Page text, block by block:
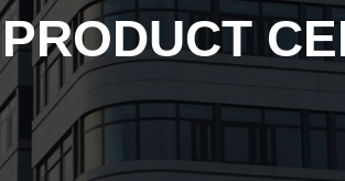
发展历程
电压跌落发生器
振铃波发生器
脉冲磁场测试仪
军用车辆瞬态干扰模拟器GJB 298
煤矿井下专用电压跌落发生器
PRODUCT